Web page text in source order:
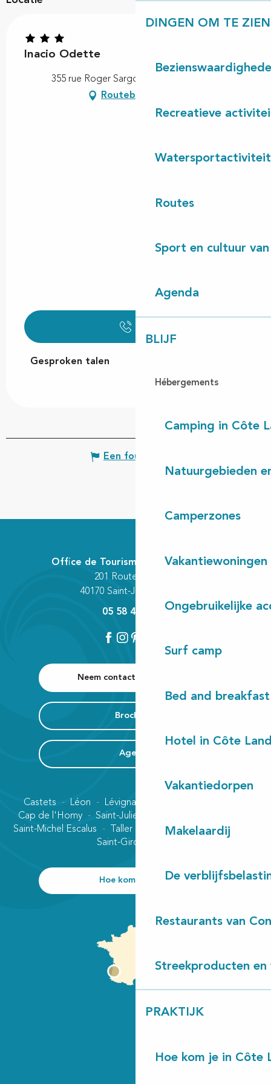
DINGEN OM TE
Recreatieve
Routes
Sport en cultuur
Agenda
BLIJF
Hébergements
Camping in Côte
Natuurgebieden
Camperzones
Vakantiewoningen
Ongebruikelijke
Surf camp
Bed and breakfast
Hotel in Côte
Vakantiedorpen
Makelaardij
De
Restaurants van
Streekproducten en
PRAKTIJK
Hoe kom je in Côte
Inacio Odette
355 rue Roger Sargos, 40170 Lit-et-Mixe
Routebeschrijving
Gesproken talen
Gesproken talen
Een fout melden
Neem contact met ons op
Brochures
Agenda
Office de Tourisme Communautaire
201 Route des Lacs
40170 Saint-Julien-en-Born
05 58 42 89 80
Castets Léon Lévignacq
Cap de l'Homy
Saint-Julien-en-Born
Saint-Michel Escalus
Taller
Vielle-Saint-Girons
Saint-Girons plage
Hoe kom ik daar?